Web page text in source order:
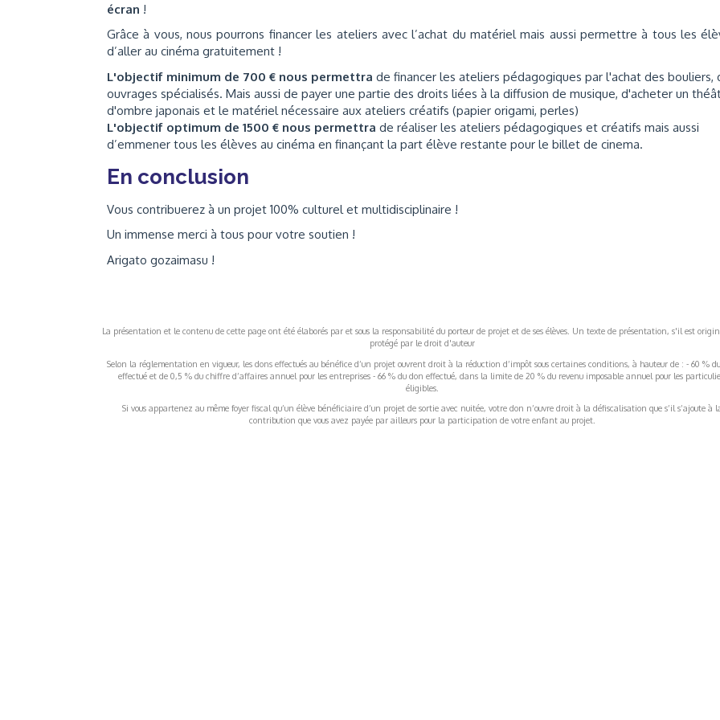
écran !
Grâce à vous, nous pourrons financer les ateliers avec l’achat du matériel mais aussi permettre à tous les
d’aller au cinéma gratuitement !
L'objectif minimum de 700 € nous permettra de financer les ateliers pédagogiques par l'achat des bouliers,
ouvrages spécialisés. Mais aussi de payer une partie des droits liées à la diffusion de musique, d'acheter un
d'ombre japonais et le matériel nécessaire aux ateliers créatifs (papier origami, perles)
L'objectif optimum de 1500 € nous permettra de réaliser les ateliers pédagogiques et créatifs mais aussi
d’emmener tous les élèves au cinéma en finançant la part élève restante pour le billet de cinema.
En conclusion
Vous contribuerez à un projet 100% culturel et multidisciplinaire !
Un immense merci à tous pour votre soutien !
Arigato gozaimasu !
La présentation et le contenu de cette page ont été élaborés par et sous la responsabilité du porteur de projet et de ses élèves. Un texte de présentation, s'il est
protégé par le droit d'auteur
Selon la réglementation en vigueur, les dons effectués au bénéfice d’un projet ouvrent droit à la réduction d’impôt sous certaines conditions, à hauteur de : - 60 %
effectué et de 0,5 % du chiffre d’affaires annuel pour les entreprises - 66 % du don effectué, dans la limite de 20 % du revenu imposable annuel pour les
éligibles.
Si vous appartenez au même foyer fiscal qu’un élève bénéficiaire d’un projet de sortie avec nuitée, votre don n’ouvre droit à la défiscalisation que s’il s’ajoute à
contribution que vous avez payée par ailleurs pour la participation de votre enfant au projet.